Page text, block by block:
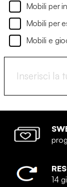
Mobili per
Mobili per
Mobili e
14